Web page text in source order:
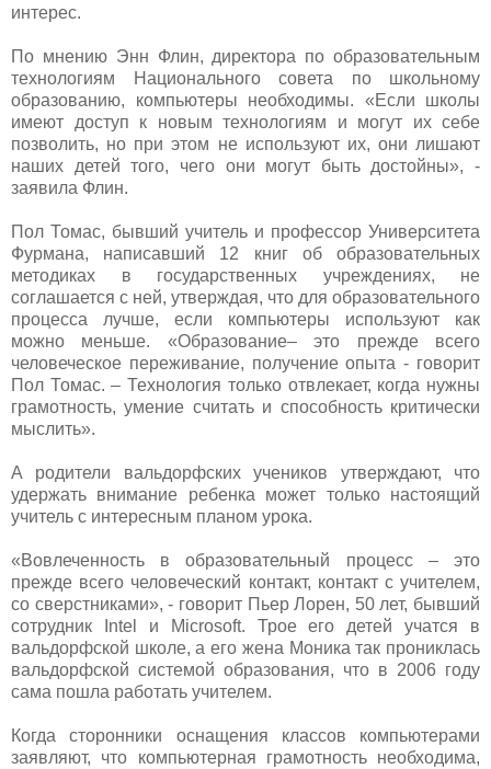
интерес.
По мнению Энн Флин, директора по образовательным
технологиям Национального совета по школьному
образованию, компьютеры необходимы. «Если школы
имеют доступ к новым технологиям и могут их себе
позволить, но при этом не используют их, они лишают
наших детей того, чего они могут быть достойны», -
заявила Флин.
Пол Томас, бывший учитель и профессор Университета
Фурмана, написавший 12 книг об образовательных
методиках в государственных учреждениях, не
соглашается с ней, утверждая, что для образовательного
процесса лучше, если компьютеры используют как
можно меньше. «Образование– это прежде всего
человеческое переживание, получение опыта - говорит
Пол Томас. – Технология только отвлекает, когда нужны
грамотность, умение считать и способность критически
мыслить».
А родители вальдорфских учеников утверждают, что
удержать внимание ребенка может только настоящий
учитель с интересным планом урока.
«Вовлеченность в образовательный процесс – это
прежде всего человеческий контакт, контакт c учителем,
со сверстниками», - говорит Пьер Лорен, 50 лет, бывший
сотрудник Intel и Microsoft. Трое его детей учатся в
вальдорфской школе, а его жена Моника так прониклась
вальдорфской системой образования, что в 2006 году
сама пошла работать учителем.
Когда сторонники оснащения классов компьютерами
заявляют, что компьютерная грамотность необходима,